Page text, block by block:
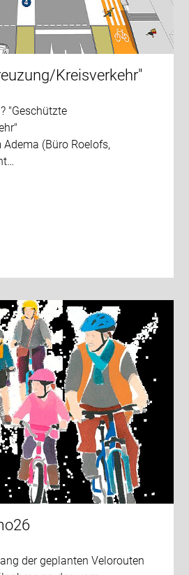
Kreisverkehr"
"Geschützte
(Büro Roelofs,
der geplanten Velorouten